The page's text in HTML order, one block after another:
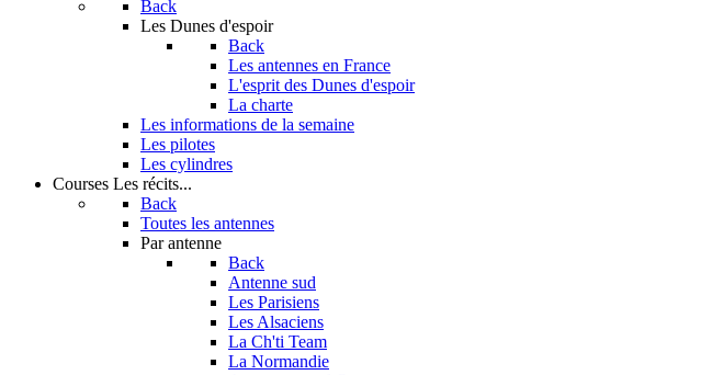
Back
Les Dunes d'espoir
Back
Les antennes en France
L'esprit des Dunes d'espoir
La charte
Les informations de la semaine
Les pilotes
Les cylindres
Courses Les récits...
Back
Toutes les antennes
Par antenne
Back
Antenne sud
Les Parisiens
Les Alsaciens
La Ch'ti Team
La Normandie